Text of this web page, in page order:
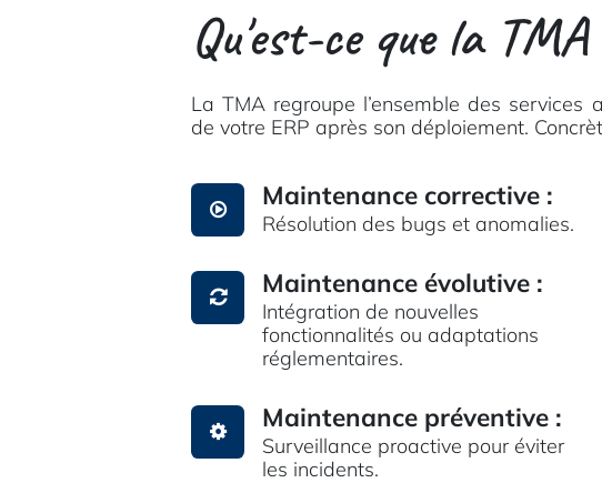
Qu'est-ce que la
La TMA regroupe l’ensemble des services
de votre ERP après son déploiement.
Maintenance corrective :
Résolution des bugs et anomalies.
Maintenance évolutive :
Intégration de nouvelles
fonctionnalités ou adaptations
réglementaires.
Maintenance préventive :
Surveillance proactive pour éviter
les incidents.